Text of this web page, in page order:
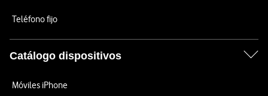
Teléfono fijo
Catálogo dispositivos
Móviles iPhone